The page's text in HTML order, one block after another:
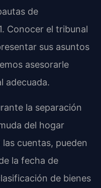
de
Conocer el tribunal
sus asuntos
asesorarle
adecuada.
la separación
del hogar
cuentas, pueden
la fecha de
de bienes